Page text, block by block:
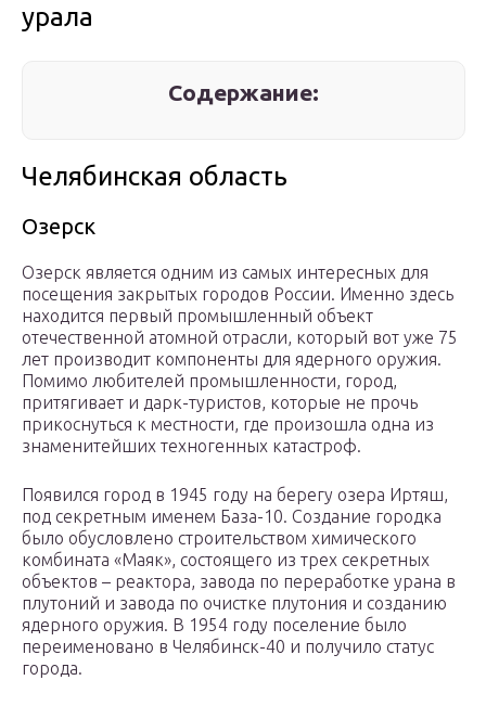
урала
Содержание:
Челябинская область
Озерск
Озерск является одним из самых интересных для
посещения закрытых городов России. Именно здесь
находится первый промышленный объект
отечественной атомной отрасли, который вот уже 75
лет производит компоненты для ядерного оружия.
Помимо любителей промышленности, город,
притягивает и дарк-туристов, которые не прочь
прикоснуться к местности, где произошла одна из
знаменитейших техногенных катастроф.
Появился город в 1945 году на берегу озера Иртяш,
под секретным именем База-10. Создание городка
было обусловлено строительством химического
комбината «Маяк», состоящего из трех секретных
объектов – реактора, завода по переработке урана в
плутоний и завода по очистке плутония и созданию
ядерного оружия. В 1954 году поселение было
переименовано в Челябинск-40 и получило статус
города.